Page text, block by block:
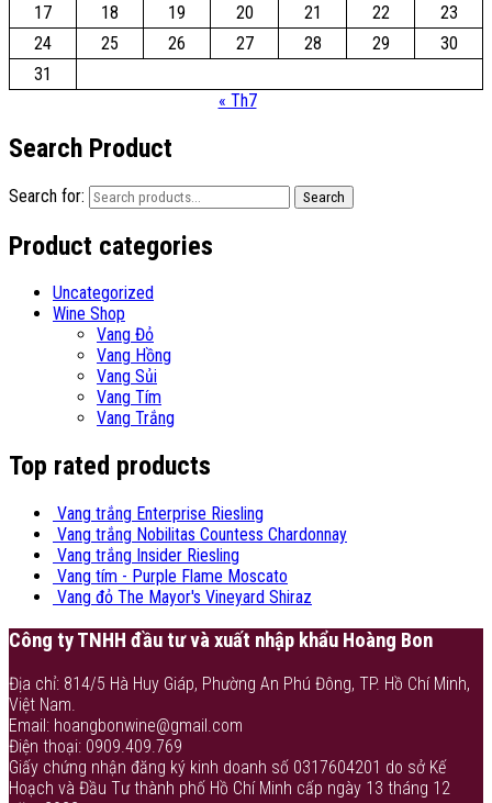
17
18 19 20 21 22
23
24
25 26 27 28 29
30
31
« Th7
Search Product
Search for: Search
Product categories
Uncategorized
Wine Shop
Vang Đỏ
Vang Hồng
Vang Sủi
Vang Tím
Vang Trắng
Top rated products
Vang trắng Enterprise Riesling
Vang trắng Nobilitas Countess Chardonnay
Vang trắng Insider Riesling
Vang tím - Purple Flame Moscato
Vang đỏ The Mayor's Vineyard Shiraz
Công ty TNHH đầu tư và xuất nhập khẩu Hoàng Bon
Địa chỉ: 814/5 Hà Huy Giáp, Phường An Phú Đông, TP. Hồ Chí Minh,
Việt Nam.
Email: hoangbonwine@gmail.com
Điện thoại: 0909.409.769
Giấy chứng nhận đăng ký kinh doanh số 0317604201 do sở Kế
Hoạch và Đầu Tư thành phố Hồ Chí Minh cấp ngày 13 tháng 12